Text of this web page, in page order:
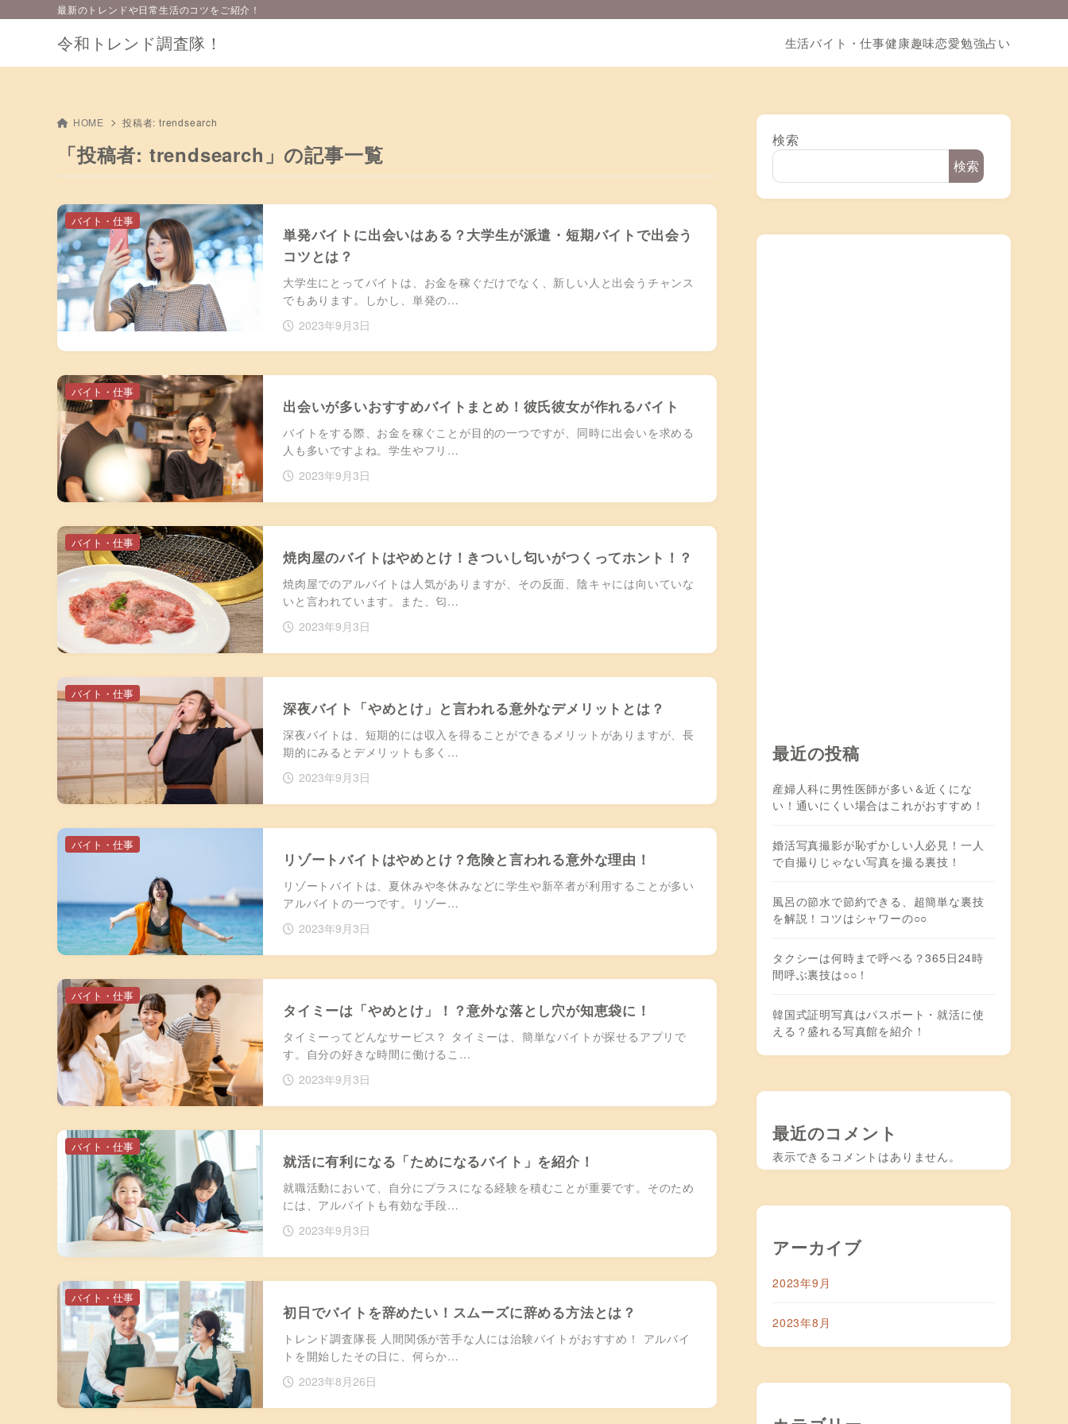
令和トレンド調査隊！
最新のトレンドや日常生活のコツをご紹介！
生活バイト・仕事健康趣味恋愛勉強占い
HOME 投稿者:trendsearch
「投稿者: trendsearch」の記事一覧
単発バイトに出会いはある？大学生が派遣・短期バイトで出会う
コツとは？
大学生にとってバイトは、お金を稼ぐだけでなく、新しい人と出会うチャンス
でもあります。しかし、単発の…
2023年9月3日
バイト・仕事
出会いが多いおすすめバイトまとめ！彼氏彼女が作れるバイト
バイトをする際、お金を稼ぐことが目的の一つですが、同時に出会いを求める
人も多いですよね。学生やフリ…
2023年9月3日
バイト・仕事
焼肉屋のバイトはやめとけ！きついし匂いがつくってホント！？
焼肉屋でのアルバイトは人気がありますが、その反面、陰キャには向いていな
いと言われています。また、匂…
2023年9月3日
バイト・仕事
深夜バイト「やめとけ」と言われる意外なデメリットとは？
深夜バイトは、短期的には収入を得ることができるメリットがありますが、長
期的にみるとデメリットも多く…
2023年9月3日
バイト・仕事
リゾートバイトはやめとけ？危険と言われる意外な理由！
リゾートバイトは、夏休みや冬休みなどに学生や新卒者が利用することが多い
アルバイトの一つです。リゾー…
2023年9月3日
バイト・仕事
タイミーは「やめとけ」！？意外な落とし穴が知恵袋に！
タイミーってどんなサービス？ タイミーは、簡単なバイトが探せるアプリで
す。自分の好きな時間に働けるこ…
2023年9月3日
バイト・仕事
就活に有利になる「ためになるバイト」を紹介！
就職活動において、自分にプラスになる経験を積むことが重要です。そのため
には、アルバイトも有効な手段…
2023年9月3日
バイト・仕事
初日でバイトを辞めたい！スムーズに辞める方法とは？
トレンド調査隊長 人間関係が苦手な人には治験バイトがおすすめ！ アルバイ
トを開始したその日に、何らか…
2023年8月26日
バイト・仕事
検索
検索
最近の投稿
産婦人科に男性医師が多い＆近くにな
い！通いにくい場合はこれがおすすめ！
婚活写真撮影が恥ずかしい人必見！一人
で自撮りじゃない写真を撮る裏技！
風呂の節水で節約できる、超簡単な裏技
を解説！コツはシャワーの○○
タクシーは何時まで呼べる？365日24時
間呼ぶ裏技は○○！
韓国式証明写真はパスポート・就活に使
える？盛れる写真館を紹介！
最近のコメント
表示できるコメントはありません。
アーカイブ
2023年9月
2023年8月